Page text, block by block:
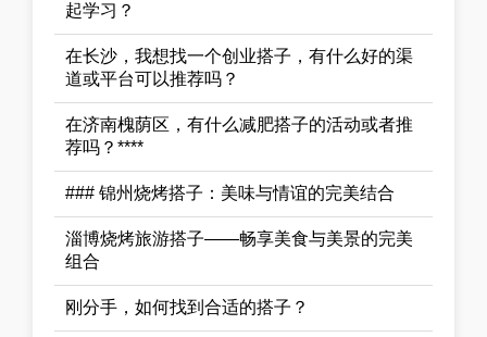
起学习？
在长沙，我想找一个创业搭子，有什么好的渠
道或平台可以推荐吗？
在济南槐荫区，有什么减肥搭子的活动或者推
荐吗？****
### 锦州烧烤搭子：美味与情谊的完美结合
淄博烧烤旅游搭子——畅享美食与美景的完美
组合
刚分手，如何找到合适的搭子？